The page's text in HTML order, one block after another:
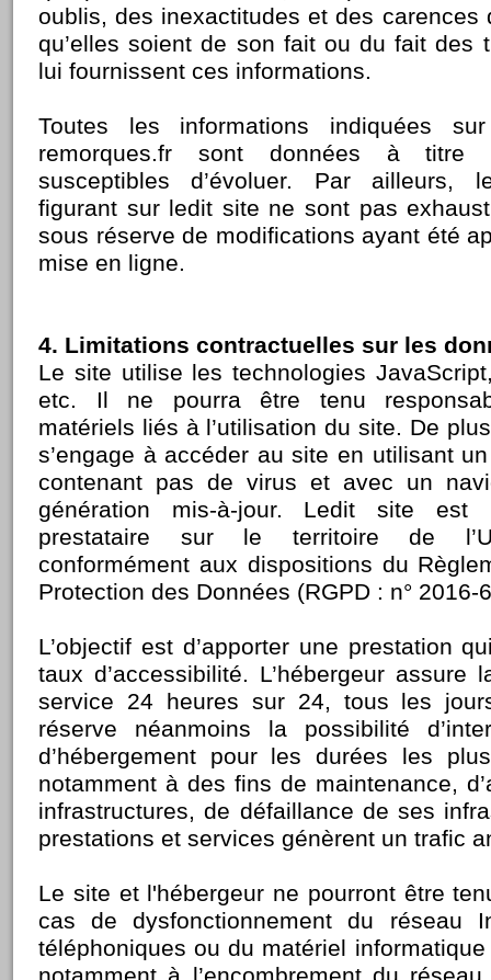
oublis, des inexactitudes et des carences
qu’elles soient de son fait ou du fait des
lui fournissent ces informations.
Toutes les informations indiquées
remorques.fr sont données à titre
susceptibles d’évoluer. Par ailleurs,
figurant sur ledit site ne sont pas
sous réserve de modifications ayant été
mise en ligne.
4. Limitations contractuelles sur les
Le site utilise les technologies
etc. Il ne pourra être tenu
matériels liés à l’utilisation du site. De
s’engage à accéder au site en utilisant
contenant pas de virus et avec un
génération mis-à-jour. Ledit site est
prestataire sur le territoire de
conformément aux dispositions du
Protection des Données (RGPD : n° 2016-
L’objectif est d’apporter une prestation
taux d’accessibilité. L’hébergeur assure
service 24 heures sur 24, tous les
réserve néanmoins la possibilité
d’hébergement pour les durées les
notamment à des fins de maintenance,
infrastructures, de défaillance de ses
prestations et services génèrent un trafic
Le site et l'hébergeur ne pourront être
cas de dysfonctionnement du réseau
téléphoniques ou du matériel